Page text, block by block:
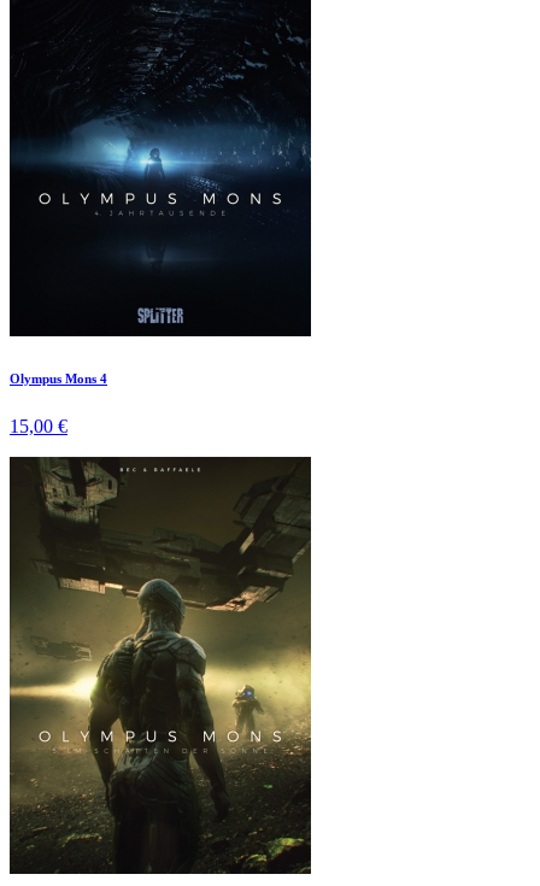
Olympus Mons 4
15,00 €